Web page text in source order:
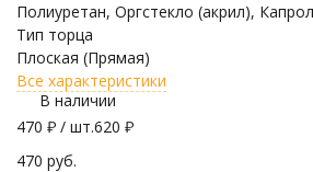
Полиуретан, Оргстекло (акрил),
Тип торца
Плоская (Прямая)
Все характеристики
В наличии
470 ₽ / шт.620 ₽
470 руб.